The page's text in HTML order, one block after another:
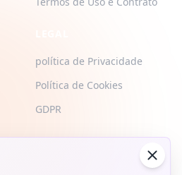
política de Privacidade
Política de Cookies
GDPR